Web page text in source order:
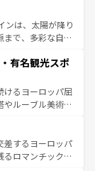
ルフィ海岸の絶
合間には、本場の
堪能することも
をしてみよう！
ンは、太陽が降り
で、多彩な自然
ンコ、熱気あふ
一部となってい
や、バルセロナの
ーマ遺跡や中世
ペインはその個
なお、新着のスペイン情報は コ
有名観光スポ
けるヨーロッパ屈
ルーブル美術館
殿、歴史的な大
が、訪れる者を心
国としても知ら
差するヨーロッパ
るロマンチック街